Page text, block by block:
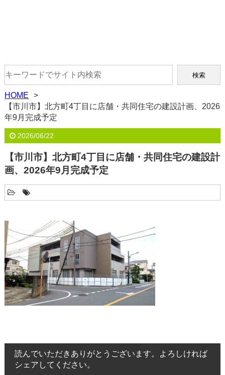
HOME
【市川市】北方町4丁目に店舗・共同住宅の建設計画、2026
年9月完成予定
2026/06/22
【市川市】北方町4丁目に店舗・共同住宅の建設計
画、2026年9月完成予定
読んでいただきありがとうございます。よろしければ
シェアしてください。